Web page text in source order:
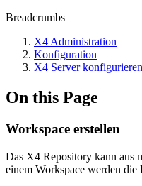
Breadcrumbs
X4 Administration
Konfiguration
X4 Server konfigurieren
On this Page
Workspace erstellen
Das X4 Repository kann aus
einem Workspace werden die